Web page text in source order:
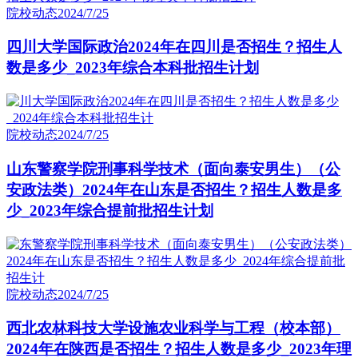
院校动态2024/7/25
四川大学国际政治2024年在四川是否招生？招生人
数是多少_2023年综合本科批招生计划
院校动态2024/7/25
山东警察学院刑事科学技术（面向泰安男生）（公
安政法类）2024年在山东是否招生？招生人数是多
少_2023年综合提前批招生计划
院校动态2024/7/25
西北农林科技大学设施农业科学与工程（校本部）
2024年在陕西是否招生？招生人数是多少_2023年理